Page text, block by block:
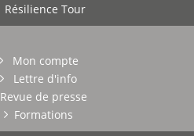
Résilience Tour
Mon compte
Lettre d'info
Revue de presse
Formations